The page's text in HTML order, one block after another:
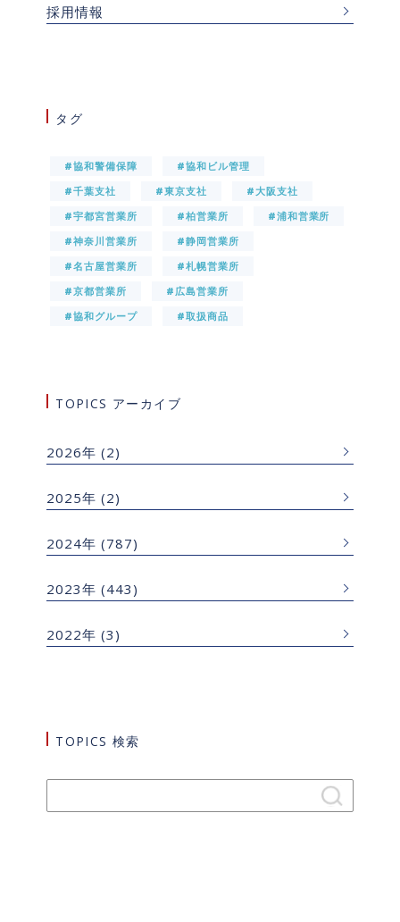
採用情報
タグ
#協和警備保障
#協和ビル管理
#千葉支社
#東京支社
#大阪支社
#宇都宮営業所
#柏営業所
#浦和営業所
#神奈川営業所
#静岡営業所
#名古屋営業所
#札幌営業所
#京都営業所
#広島営業所
#協和グループ
#取扱商品
TOPICS アーカイブ
2026年 (2)
2025年 (2)
2024年 (787)
2023年 (443)
2022年 (3)
TOPICS 検索